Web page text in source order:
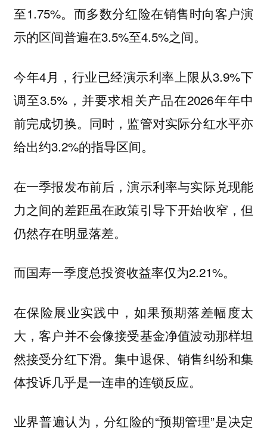
至1.75%。而多数分红险在销售时向客户演
示的区间普遍在3.5%至4.5%之间。
今年4月，行业已经演示利率上限从3.9%下
调至3.5%，并要求相关产品在2026年年中
前完成切换。同时，监管对实际分红水平亦
给出约3.2%的指导区间。
在一季报发布前后，演示利率与实际兑现能
力之间的差距虽在政策引导下开始收窄，但
仍然存在明显落差。
而国寿一季度总投资收益率仅为2.21%。
在保险展业实践中，如果预期落差幅度太
大，客户并不会像接受基金净值波动那样坦
然接受分红下滑。集中退保、销售纠纷和集
体投诉几乎是一连串的连锁反应。
业界普遍认为，分红险的“预期管理”是决定